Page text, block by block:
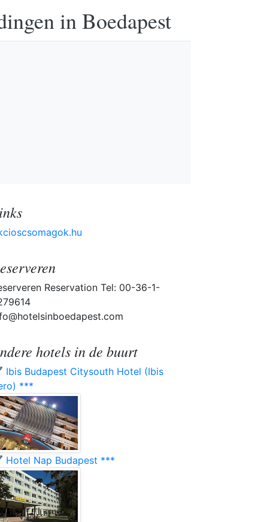
in Boedapest
Reservation Tel: 00-36-1-
hotels in de buurt
Budapest Citysouth Hotel (Ibis
***
Nap Budapest ***